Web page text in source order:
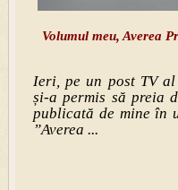
Volumul meu, Averea
Ieri, pe un post TV
și-a permis să preia
publicată de mine în
”Averea ...